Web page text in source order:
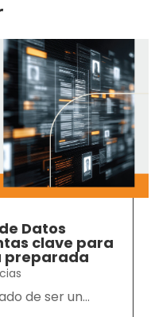
Datos
clave para
preparada
de ser un...